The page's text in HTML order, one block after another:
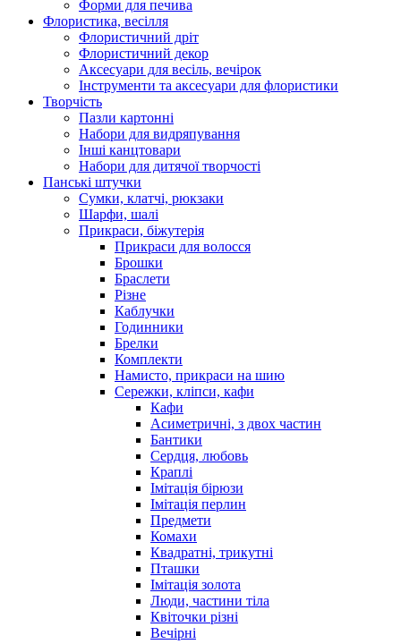
Форми для печива
Флористика, весілля
Флористичний дріт
Флористичний декор
Аксесуари для весіль, вечірок
Інструменти та аксесуари для флористики
Творчість
Пазли картонні
Набори для видряпування
Інші канцтовари
Набори для дитячої творчості
Панські штучки
Сумки, клатчі, рюкзаки
Шарфи, шалі
Прикраси, біжутерія
Прикраси для волосся
Брошки
Браслети
Різне
Каблучки
Годинники
Брелки
Комплекти
Намисто, прикраси на шию
Сережки, кліпси, кафи
Кафи
Асиметричні, з двох частин
Бантики
Сердця, любовь
Краплі
Імітація бірюзи
Імітація перлин
Предмети
Комахи
Квадратні, трикутні
Пташки
Імітація золота
Люди, частини тіла
Квіточки різні
Вечірні